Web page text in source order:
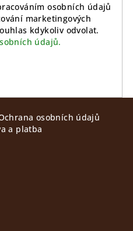
osobních údajů
marketingových
kdykoliv odvolat.
údajů.
osobních údajů
a platba